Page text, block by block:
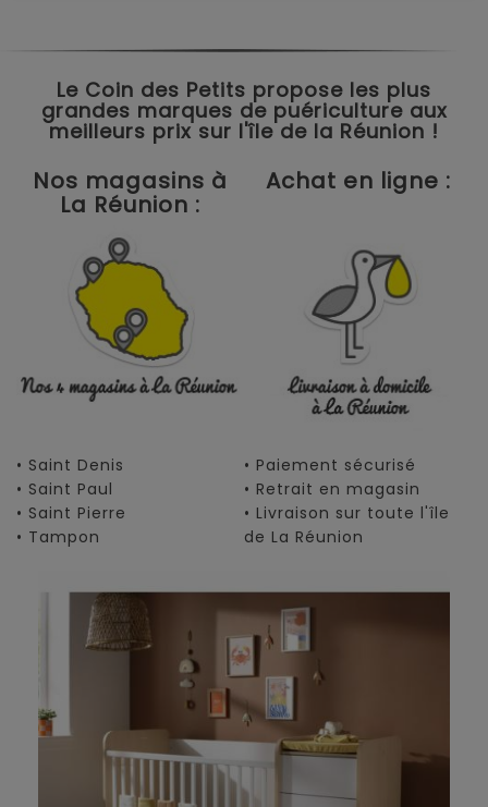
Le Coin des Petits propose les plus
grandes marques de puériculture aux
meilleurs prix sur l'île de la Réunion !
Nos magasins à
La Réunion :
Achat en ligne :
• Saint Denis
• Saint Paul
• Saint Pierre
• Tampon
• Paiement sécurisé
• Retrait en magasin
• Livraison sur toute l'île
de La Réunion